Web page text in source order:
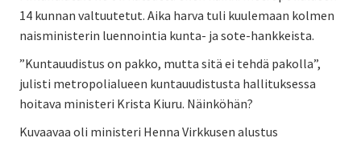
14 kunnan valtuutetut. Aika harva tuli kuulemaan kolmen
naisministerin luennointia kunta- ja sote-hankkeista.
”Kuntauudistus on pakko, mutta sitä ei tehdä pakolla”,
julisti metropolialueen kuntauudistusta hallituksessa
hoitava ministeri Krista Kiuru. Näinköhän?
Kuvaavaa oli ministeri Henna Virkkusen alustus